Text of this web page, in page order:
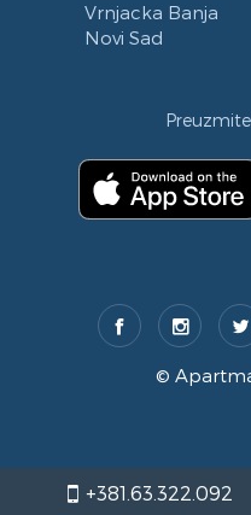
+381.63.322.092
Vrnjacka Banja
Novi Sad
©